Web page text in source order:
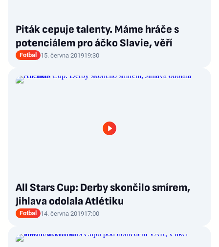
Piták cepuje talenty. Máme hráče s
potenciálem pro áčko Slavie, věří
Fotbal 15. června 201919:30
All Stars Cup: Derby skončilo smírem,
Jihlava odolala Atlétiku
Fotbal 14. června 201917:00